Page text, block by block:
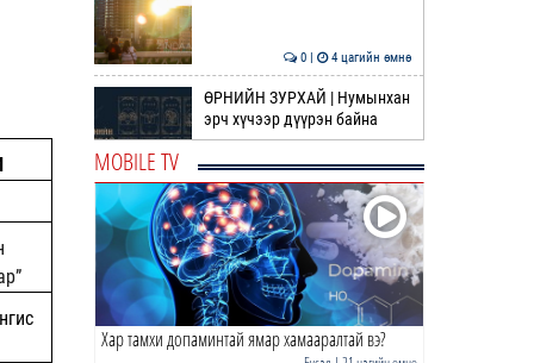
0 | 4 цагийн өмнө
ӨРНИЙН ЗУРХАЙ | Нумынхан
эрч хүчээр дүүрэн байна
ӨГЛӨӨНИЙ МЭНД!
0 | 5 цагийн өмнө
Өвөлжилтийн бэлтгэл ажил,
MOBILE TV
Хар тамхи допаминтай ямар хамааралтай вэ?